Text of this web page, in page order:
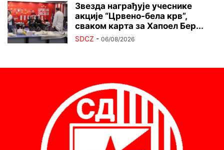
Звезда награђује учеснике
акције “Црвено-бела крв”,
сваком карта за Хапоел Бер...
SDCZ - 06/08/2026